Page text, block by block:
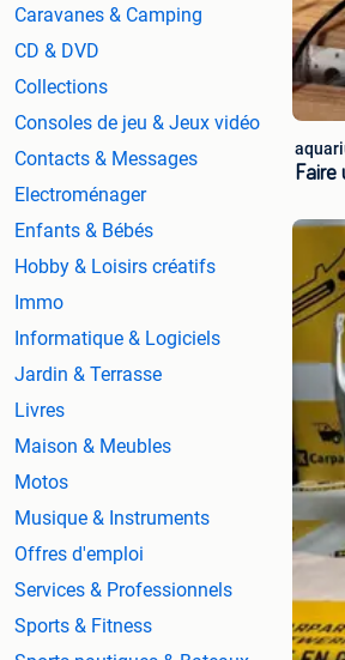
Caravanes & Camping
CD & DVD
Collections
Consoles de jeu & Jeux vidéo
Contacts & Messages
Electroménager
Enfants & Bébés
Hobby & Loisirs créatifs
Immo
Informatique & Logiciels
Jardin & Terrasse
Livres
Maison & Meubles
Motos
Musique & Instruments
Offres d'emploi
Services & Professionnels
Sports & Fitness
Faire